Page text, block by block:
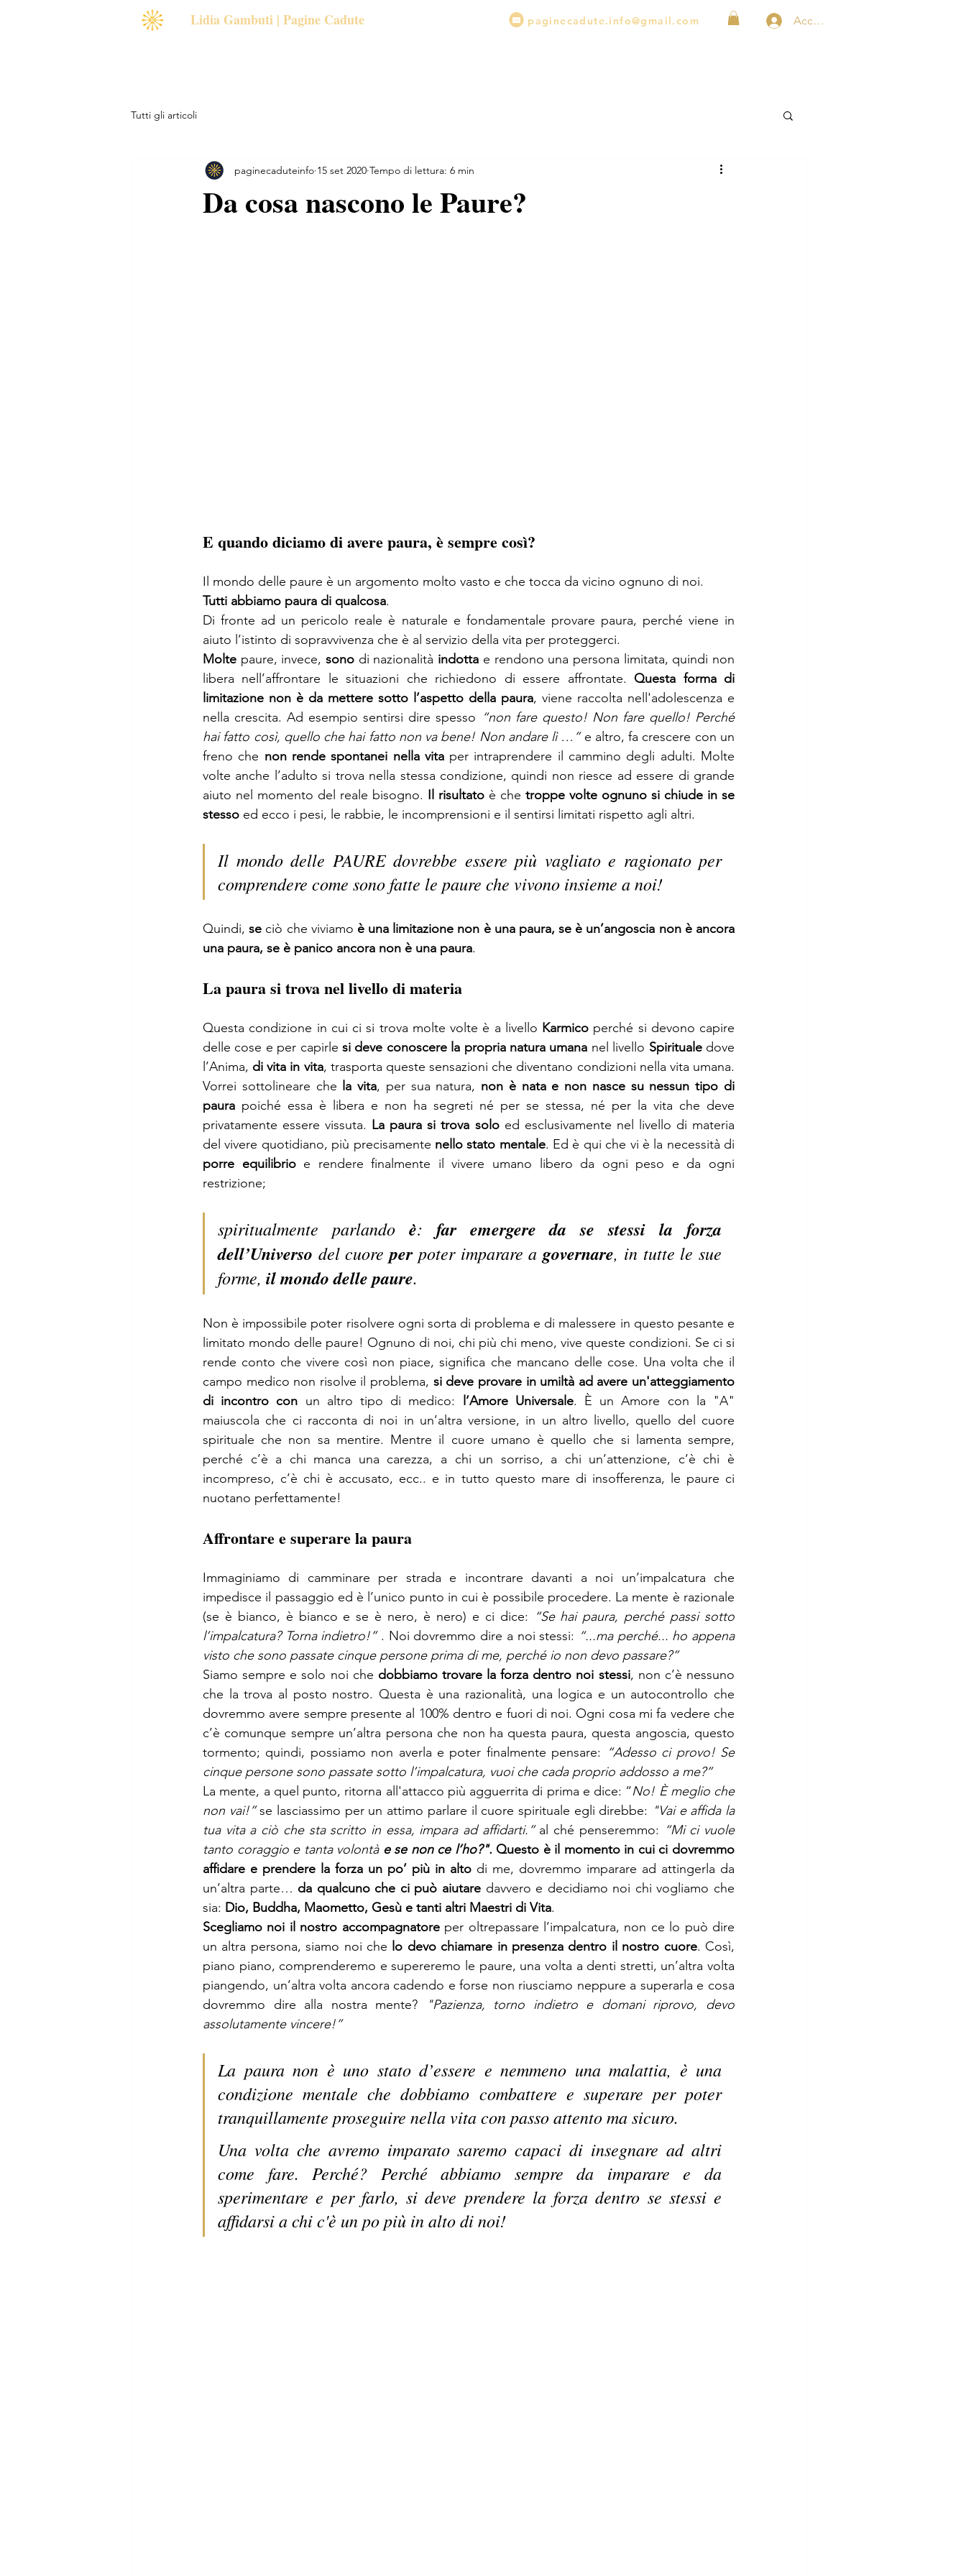
Lidia Gambuti | Pagine Cadute k paginecadute.info@gmail.com Accedi
Tutti gli articoli
Da cosa nascono le Paure?
paginecaduteinfo 15 set 2020 Tempo di lettura: 6 min
E quando diciamo di avere paura, è sempre così?
Il mondo delle paure è un argomento molto vasto e che tocca da vicino ognuno di noi.
Tutti abbiamo paura di qualcosa.
Di fronte ad un pericolo reale è naturale e fondamentale provare paura, perché viene in
aiuto l’istinto di sopravvivenza che è al servizio della vita per proteggerci.
Molte paure, invece, sono di nazionalità indotta e rendono una persona limitata, quindi non
libera nell’affrontare le situazioni che richiedono di essere affrontate. Questa forma di
limitazione non è da mettere sotto l’aspetto della paura, viene raccolta nell'adolescenza e
nella crescita. Ad esempio sentirsi dire spesso “non fare questo! Non fare quello! Perché
hai fatto così, quello che hai fatto non va bene! Non andare lì …” e altro, fa crescere con un
freno che non rende spontanei nella vita per intraprendere il cammino degli adulti. Molte
volte anche l’adulto si trova nella stessa condizione, quindi non riesce ad essere di grande
aiuto nel momento del reale bisogno. Il risultato è che troppe volte ognuno si chiude in se
stesso ed ecco i pesi, le rabbie, le incomprensioni e il sentirsi limitati rispetto agli altri.
Il mondo delle PAURE dovrebbe essere più vagliato e ragionato per
comprendere come sono fatte le paure che vivono insieme a noi!
Quindi, se ciò che viviamo è una limitazione non è una paura, se è un’angoscia non è ancora
una paura, se è panico ancora non è una paura.
La paura si trova nel livello di materia
Questa condizione in cui ci si trova molte volte è a livello Karmico perché si devono capire
delle cose e per capirle si deve conoscere la propria natura umana nel livello Spirituale dove
l’Anima, di vita in vita, trasporta queste sensazioni che diventano condizioni nella vita umana.
Vorrei sottolineare che la vita, per sua natura, non è nata e non nasce su nessun tipo di
paura poiché essa è libera e non ha segreti né per se stessa, né per la vita che deve
privatamente essere vissuta. La paura si trova solo ed esclusivamente nel livello di materia
del vivere quotidiano, più precisamente nello stato mentale. Ed è qui che vi è la necessità
porre equilibrio e rendere finalmente il vivere umano libero da ogni peso e da ogni
restrizione;
spiritualmente parlando è: far emergere da se stessi la forza
dell’Universo del cuore per poter imparare a governare, in tutte le sue
forme, il mondo delle paure.
Non è impossibile poter risolvere ogni sorta di problema e di malessere in questo pesante e
limitato mondo delle paure! Ognuno di noi, chi più chi meno, vive queste condizioni. Se ci si
rende conto che vivere così non piace, significa che mancano delle cose. Una volta che il
campo medico non risolve il problema, si deve provare in umiltà ad avere un'atteggiamento
di incontro con un altro tipo di medico: l’Amore Universale. È un Amore con la "A"
maiuscola che ci racconta di noi in un’altra versione, in un altro livello, quello del cuore
spirituale che non sa mentire. Mentre il cuore umano è quello che si lamenta sempre,
perché c’è a chi manca una carezza, a chi un sorriso, a chi un’attenzione, c’è chi è
incompreso, c’è chi è accusato, ecc.. e in tutto questo mare di insofferenza, le paure ci
nuotano perfettamente!
Affrontare e superare la paura
Immaginiamo di camminare per strada e incontrare davanti a noi un’impalcatura che
impedisce il passaggio ed è l’unico punto in cui è possibile procedere. La mente è razionale
(se è bianco, è bianco e se è nero, è nero) e ci dice:
“Se hai paura, perché passi sotto
l’impalcatura? Torna indietro!” . Noi dovremmo dire a noi stessi: “...ma perché... ho appena
visto che sono passate cinque persone prima di me, perché io non devo passare?”
Siamo sempre e solo noi che dobbiamo trovare la forza dentro noi stessi, non c’è nessuno
che la trova al posto nostro. Questa è una razionalità, una logica e un autocontrollo che
dovremmo avere sempre presente al 100% dentro e fuori di noi. Ogni cosa mi fa vedere che
c’è comunque sempre un’altra persona che non ha questa paura, questa angoscia, questo
tormento; quindi, possiamo non averla e poter finalmente pensare:
“Adesso ci provo! Se
cinque persone sono passate sotto l’impalcatura, vuoi che cada proprio addosso a me?”
La mente, a quel punto, ritorna all'attacco più agguerrita di prima e dice: “No! È meglio che
non vai!” se lasciassimo per un attimo parlare il cuore spirituale egli direbbe: "Vai e affida la
tua vita a ciò che sta scritto in essa, impara ad affidarti.” al ché penseremmo: “Mi ci vuole
tanto coraggio e tanta volontà e se non ce l’ho?". Questo è il momento in cui ci dovremmo
affidare e prendere la forza un po’ più in alto di me, dovremmo imparare ad attingerla da
un’altra parte… da qualcuno che ci può aiutare davvero e decidiamo noi chi vogliamo che
sia: Dio, Buddha, Maometto, Gesù e tanti altri Maestri di Vita.
Scegliamo noi il nostro accompagnatore per oltrepassare l’impalcatura, non ce lo può dire
un altra persona, siamo noi che lo devo chiamare in presenza dentro il nostro cuore. Così,
piano piano, comprenderemo e supereremo le paure, una volta a denti stretti, un’altra volta
piangendo, un’altra volta ancora cadendo e forse non riusciamo neppure a superarla e cosa
dovremmo dire alla nostra mente?
"Pazienza, torno indietro e domani riprovo, devo
assolutamente vincere!”
La paura non è uno stato d’essere e nemmeno una malattia, è una
condizione mentale che dobbiamo combattere e superare per poter
tranquillamente proseguire nella vita con passo attento ma sicuro.
Una volta che avremo imparato saremo capaci di insegnare ad altri
come fare. Perché? Perché abbiamo sempre da imparare e da
sperimentare e per farlo, si deve prendere la forza dentro se stessi e
affidarsi a chi c'è un po più in alto di noi!